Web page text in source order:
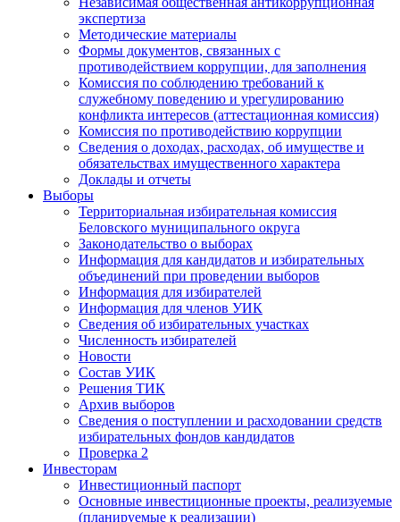
экспертиза
Методические материалы
Формы документов, связанных с
противодействием коррупции, для заполнения
Комиссия по соблюдению требований к
служебному поведению и урегулированию
конфликта интересов (аттестационная комиссия)
Комиссия по противодействию коррупции
Сведения о доходах, расходах, об имуществе и
обязательствах имущественного характера
Доклады и отчеты
Выборы
Территориальная избирательная комиссия
Беловского муниципального округа
Законодательство о выборах
Информация для кандидатов и избирательных
объединений при проведении выборов
Информация для избирателей
Информация для членов УИК
Сведения об избирательных участках
Численность избирателей
Новости
Состав УИК
Решения ТИК
Архив выборов
Сведения о поступлении и расходовании средств
избирательных фондов кандидатов
Проверка 2
Инвесторам
Инвестиционный паспорт
Основные инвестиционные проекты, реализуемые
(планируемые к реализации)